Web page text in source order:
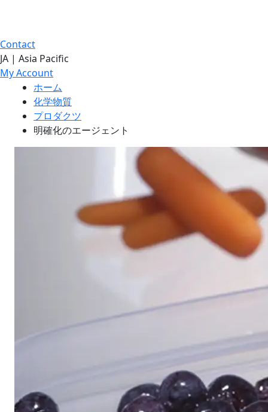
Contact
JA | Asia Pacific
My Account
ホーム
化学物質
プロダクツ
明確化のエージェント